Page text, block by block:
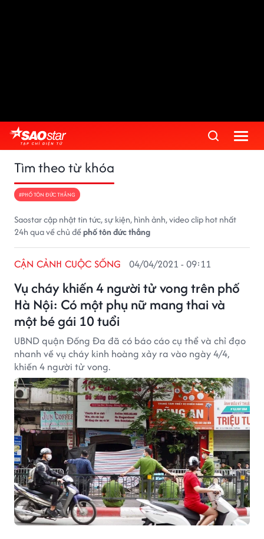
Tìm theo từ khóa
#PHỐ TÔN ĐỨC THẮNG
Saostar cập nhật tin tức, sự kiện, hình ảnh, video clip hot nhất
24h qua về chủ đềphố tôn đức thắng
Vụ cháy khiến 4 người tử vong trên phố
Hà Nội: Có một phụ nữ mang thai và
một bé gái 10 tuổi
CẬN CẢNH CUỘC SỐNG 04/04/2021 - 09:11
UBND quận Đống Đa đã có báo cáo cụ thể và chỉ đạo
nhanh về vụ cháy kinh hoàng xảy ra vào ngày 4/4,
khiến 4 người tử vong.